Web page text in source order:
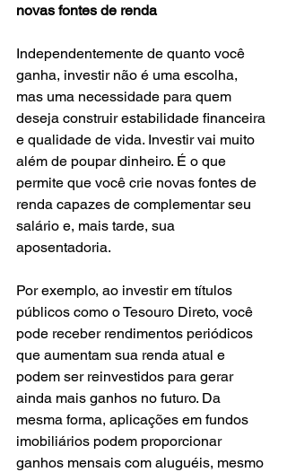
novas fontes de renda
Independentemente de quanto você
ganha, investir não é uma escolha,
mas uma necessidade para quem
deseja construir estabilidade financeira
e qualidade de vida. Investir vai muito
além de poupar dinheiro. É o que
permite que você crie novas fontes de
renda capazes de complementar seu
salário e, mais tarde, sua
aposentadoria.
Por exemplo, ao investir em títulos
públicos como o Tesouro Direto, você
pode receber rendimentos periódicos
que aumentam sua renda atual e
podem ser reinvestidos para gerar
ainda mais ganhos no futuro. Da
mesma forma, aplicações em fundos
imobiliários podem proporcionar
ganhos mensais com aluguéis, mesmo